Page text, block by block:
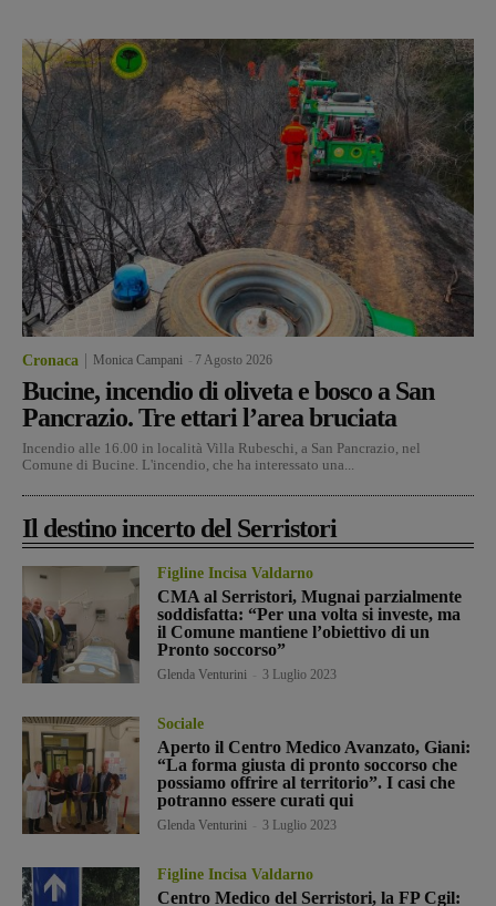
Cronaca Monica Campani 7 Agosto 2026
Bucine, incendio di oliveta e bosco a San
Pancrazio. Tre ettari l’area bruciata
Incendio alle 16.00 in località Villa Rubeschi, a San Pancrazio, nel
Comune di Bucine. L'incendio, che ha interessato una...
Il destino incerto del Serristori
Figline Incisa Valdarno
CMA al Serristori, Mugnai parzialmente
soddisfatta: “Per una volta si investe, ma
il Comune mantiene l’obiettivo di un
Pronto soccorso”
Glenda Venturini 3 Luglio 2023
Sociale
Aperto il Centro Medico Avanzato, Giani:
“La forma giusta di pronto soccorso che
possiamo offrire al territorio”. I casi che
potranno essere curati qui
Glenda Venturini 3 Luglio 2023
Figline Incisa Valdarno
Centro Medico del Serristori, la FP Cgil: